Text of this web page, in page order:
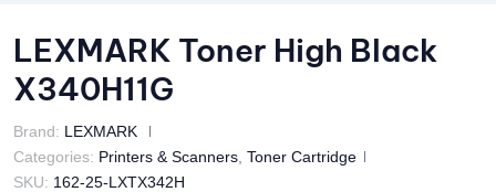
LEXMARK Toner High Black
X340H11G
Brand: LEXMARK
Categories: Printers & Scanners Toner Cartridge
SKU: 162-25-LXTX342H